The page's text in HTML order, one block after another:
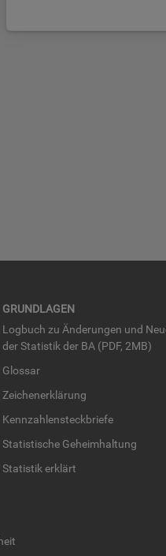
GRUND­LA­GEN
Log­buch zu Än­de­run­gen und
der Sta­tis­tik der BA (PDF, 2MB)
Glos­sar
Zei­chen­er­klä­rung
Kenn­zah­len­steck­brie­fe
Sta­tis­ti­sche Ge­heim­hal­tung
Sta­tis­tik er­klärt